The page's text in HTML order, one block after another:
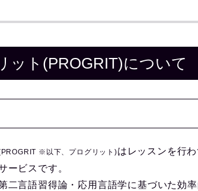
ット(PROGRIT)について
※以下、プログリット)はレッスンを行
ービスです。
二言語習得論・応用言語学に基づいた効